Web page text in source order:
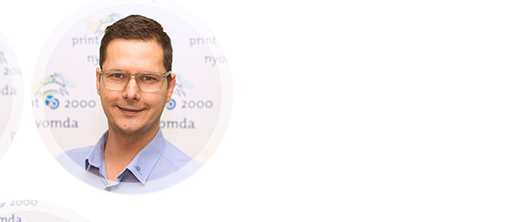
Soltész László
Kereskedelmi
képviselő
+36 20 319 69 96